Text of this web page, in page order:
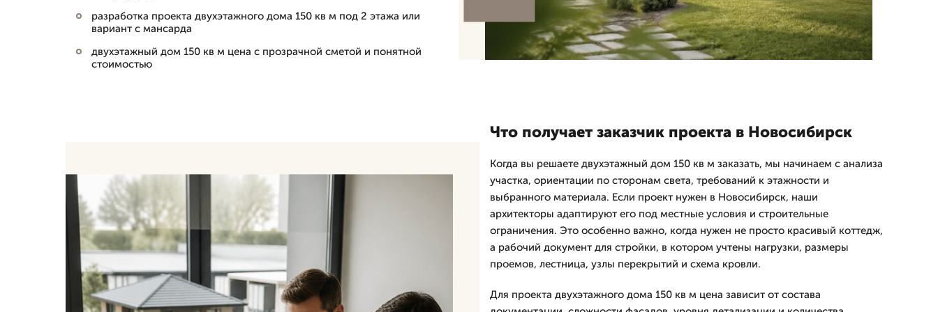
разработка проекта двухэтажного дома 150 кв м под 2 этажа или
вариант с мансарда
двухэтажный дом 150 кв м цена с прозрачной сметой и понятной
стоимостью
Что получает заказчик проекта в Новосибирск
Когда вы решаете двухэтажный дом 150 кв м заказать, мы начинаем с анализа
участка, ориентации по сторонам света, требований к этажности и
выбранного материала. Если проект нужен в Новосибирск, наши
архитекторы адаптируют его под местные условия и строительные
ограничения. Это особенно важно, когда нужен не просто красивый коттедж,
а рабочий документ для стройки, в котором учтены нагрузки, размеры
проемов, лестница, узлы перекрытий и схема кровли.
Для проекта двухэтажного дома 150 кв м цена зависит от состава